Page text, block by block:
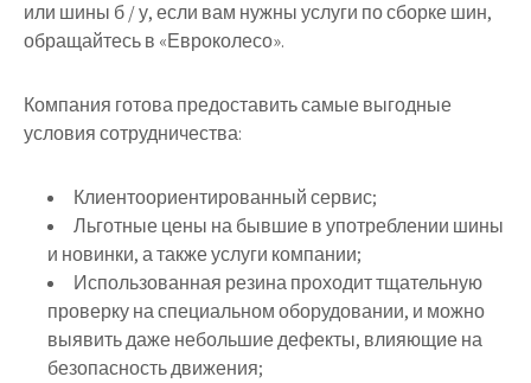
или шины б / у, если вам нужны услуги по сборке шин,
обращайтесь в «Евроколесо».
Компания готова предоставить самые выгодные
условия сотрудничества:
Клиентоориентированный сервис;
Льготные цены на бывшие в употреблении шины
и новинки, а также услуги компании;
Использованная резина проходит тщательную
проверку на специальном оборудовании, и можно
выявить даже небольшие дефекты, влияющие на
безопасность движения;